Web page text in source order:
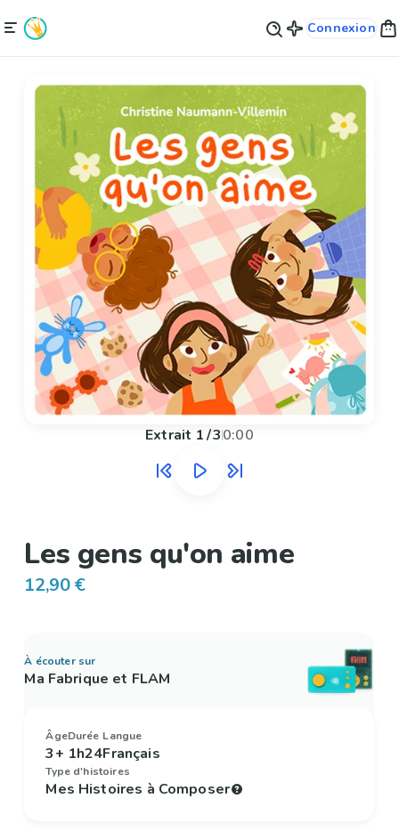
Connexion
Extrait 1/30:00
Les gens qu'on aime
12,90 €
À écouter sur
Ma Fabrique et FLAM
Âge
3+
Durée
1h24
Langue
Français
Type d'histoires
Mes Histoires à Composer